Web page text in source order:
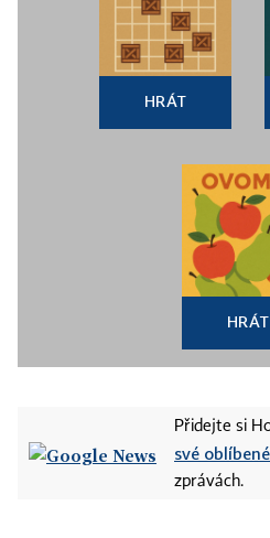
HRÁT
HRÁT
Přidejte si
své
zprávách.